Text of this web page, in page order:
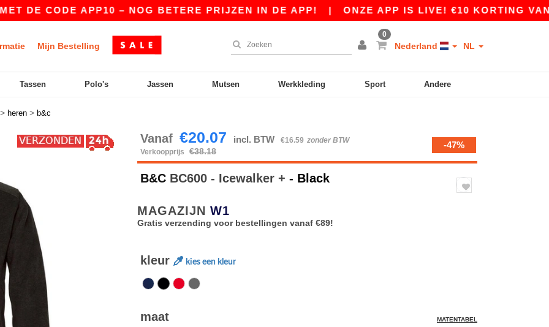
CODE APP10 – NOG BETERE PRIJZEN IN DE APP!|ONZE APP IS LIVE! €10 KORTING VANAF
Mijn Bestelling
0
Nederland NL
Tassen Polo's Jassen Mutsen Werkkleding Sport Andere
> heren > b&c
Vanaf €20.07 incl. BTW €16.59 zonder BTW
Verkoopprijs
€38.18
-47%
B&C BC600 - Icewalker + - Black
MAGAZIJN W1
Gratis verzending voor bestellingen vanaf €89!
kleur kies een kleur
maat MATENTABEL